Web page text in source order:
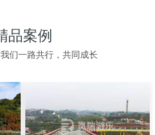
品案例
们一路共行，共同成长